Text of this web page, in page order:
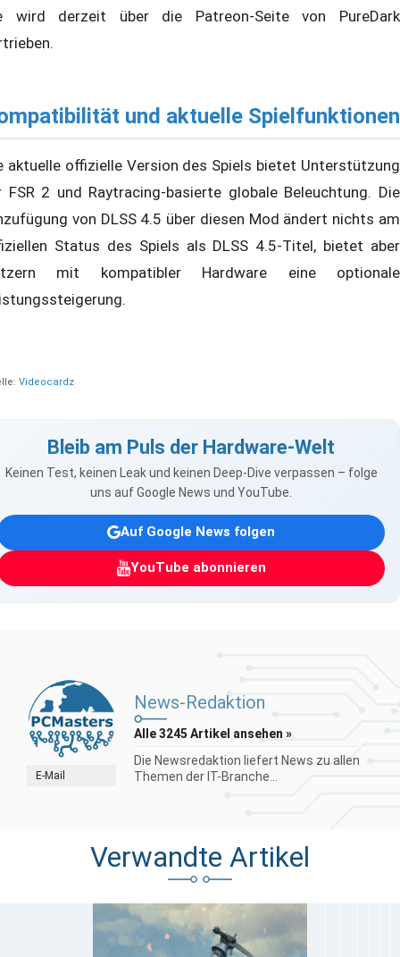
wird derzeit über die Patreon-Seite von PureDark
und aktuelle Spielfunktionen
aktuelle offizielle Version des Spiels bietet Unterstützung
FSR 2 und Raytracing-basierte globale Beleuchtung. Die
von DLSS 4.5 über diesen Mod ändert nichts am
Status des Spiels als DLSS 4.5-Titel, bietet aber
mit kompatibler Hardware eine optionale
Videocardz
Bleib am Puls der Hardware-Welt
Keinen Test, keinen Leak und keinen Deep-Dive verpassen – folge
uns auf Google News und YouTube.
Auf Google News folgen
YouTube abonnieren
E-Mail
News-Redaktion
Alle 3245 Artikel ansehen »
Die Newsredaktion liefert News zu allen
Themen der IT-Branche...
Verwandte Artikel